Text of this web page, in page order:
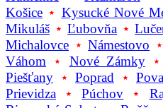
Košice ⋆ Kysucké Nové
Mikuláš ⋆Ľubovňa ⋆
Michalovce ⋆Námestovo ⋆
Váhom ⋆ Nové Zámky
Piešťany ⋆ Poprad ⋆
Prievidza ⋆Púchov ⋆